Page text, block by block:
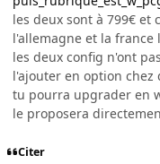
les deux sont à 799€ et
l'allemagne et la
les deux config n'ont
l'ajouter en option
tu pourra upgrader en
le proposera
Citer